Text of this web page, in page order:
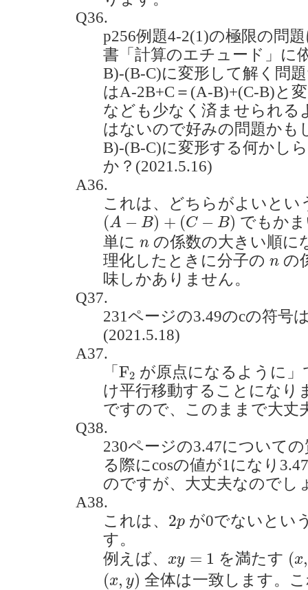
Q36.
p256例題4-2(1)の極限の問
書「計算のエチュード」に
B)-(B-C)に変形して解く問
はA-2B+C＝(A-B)+(C-B)と
なども少なく済ませられる
はないので好みの問題かも
B)-(B-C)に変形する何かし
か？(2021.5.16)
A36.
これは、どちらがよいとい
(A − B) + (C − B)
(A− B)+( C−B)
でもか
単に n
n の係数の大きい順に
理化したときに分子の n
n の
味しかありません。
Q37.
231ページの3.49のcの符号
(2021.5.18)
A37.
「 F2
F2
が原点になるように」
け平行移動することになり
ですので、このままで大丈
Q38.
230ページの3.47について
る際にcosの値が1になり
のですが、大丈夫なのでし
A38.
これは、 2p
2p が0でないとい
す。
例えば、
xy = 1
xy= を満たす (x,
(
(x, y)
( y)
全体は一致します。